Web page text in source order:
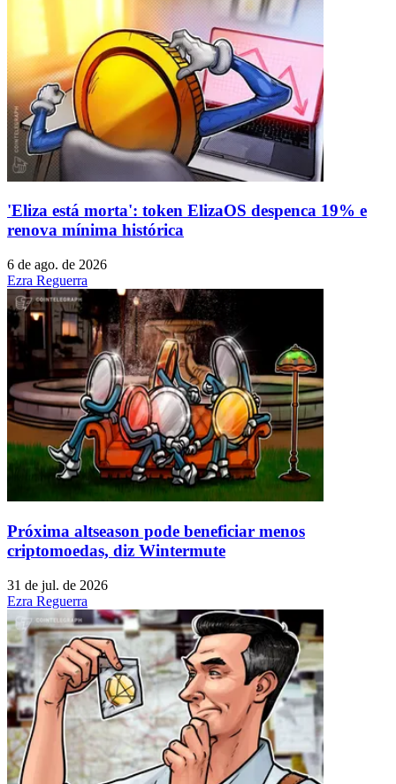
'Eliza está morta': token ElizaOS despenca 19% e
renova mínima histórica
6 de ago. de 2026
Ezra Reguerra
Próxima altseason pode beneficiar menos
criptomoedas, diz Wintermute
31 de jul. de 2026
Ezra Reguerra